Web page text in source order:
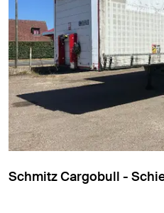
Schmitz Cargobull -